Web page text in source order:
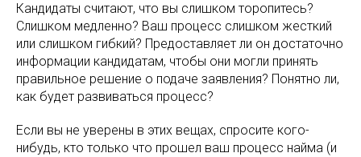
Кандидаты считают, что вы слишком торопитесь?
Слишком медленно? Ваш процесс слишком жесткий
или слишком гибкий? Предоставляет ли он достаточно
информации кандидатам, чтобы они могли принять
правильное решение о подаче заявления? Понятно ли,
как будет развиваться процесс?
Если вы не уверены в этих вещах, спросите кого-
нибудь, кто только что прошел ваш процесс найма (и